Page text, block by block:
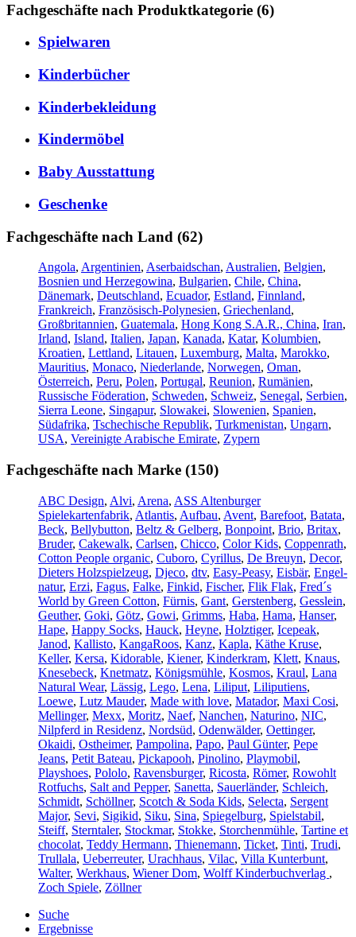
Fachgeschäfte nach Produktkategorie (6)
Spielwaren
Kinderbücher
Kinderbekleidung
Kindermöbel
Baby Ausstattung
Geschenke
Fachgeschäfte nach Land (62)
Angola, Argentinien, Aserbaidschan, Australien, Belgien,
Bosnien und Herzegowina, Bulgarien, Chile, China,
Dänemark, Deutschland, Ecuador, Estland, Finnland,
Frankreich, Französisch-Polynesien, Griechenland,
Großbritannien, Guatemala, Hong Kong S.A.R., China, Iran,
Irland, Island, Italien, Japan, Kanada, Katar, Kolumbien,
Kroatien, Lettland, Litauen, Luxemburg, Malta, Marokko,
Mauritius, Monaco, Niederlande, Norwegen, Oman,
Österreich, Peru, Polen, Portugal, Reunion, Rumänien,
Russische Föderation, Schweden, Schweiz, Senegal, Serbien,
Sierra Leone, Singapur, Slowakei, Slowenien, Spanien,
Südafrika, Tschechische Republik, Turkmenistan, Ungarn,
USA, Vereinigte Arabische Emirate, Zypern
Fachgeschäfte nach Marke (150)
ABC Design, Alvi, Arena, ASS Altenburger
Spielekartenfabrik, Atlantis, Aufbau, Avent, Barefoot, Batata,
Beck, Bellybutton, Beltz & Gelberg, Bonpoint, Brio, Britax,
Bruder, Cakewalk, Carlsen, Chicco, Color Kids, Coppenrath,
Cotton People organic, Cuboro, Cyrillus, De Breuyn, Decor,
Dieters Holzspielzeug, Djeco, dtv, Easy-Peasy, Eisbär, Engel-
natur, Erzi, Fagus, Falke, Finkid, Fischer, Flik Flak, Fred´s
World by Green Cotton, Fürnis, Gant, Gerstenberg, Gesslein,
Geuther, Goki, Götz, Gowi, Grimms, Haba, Hama, Hanser,
Hape, Happy Socks, Hauck, Heyne, Holztiger, Icepeak,
Janod, Kallisto, KangaRoos, Kanz, Kapla, Käthe Kruse,
Keller, Kersa, Kidorable, Kiener, Kinderkram, Klett, Knaus,
Knesebeck, Knetmatz, Königsmühle, Kosmos, Kraul, Lana
Natural Wear, Lässig, Lego, Lena, Liliput, Liliputiens,
Loewe, Lutz Mauder, Made with love, Matador, Maxi Cosi,
Mellinger, Mexx, Moritz, Naef, Nanchen, Naturino, NIC,
Nilpferd in Residenz, Nordsüd, Odenwälder, Oettinger,
Okaidi, Ostheimer, Pampolina, Papo, Paul Günter, Pepe
Jeans, Petit Bateau, Pickapooh, Pinolino, Playmobil,
Playshoes, Pololo, Ravensburger, Ricosta, Römer, Rowohlt
Rotfuchs, Salt and Pepper, Sanetta, Sauerländer, Schleich,
Schmidt, Schöllner, Scotch & Soda Kids, Selecta, Sergent
Major, Sevi, Sigikid, Siku, Sina, Spiegelburg, Spielstabil,
Steiff, Sterntaler, Stockmar, Stokke, Storchenmühle, Tartine et
chocolat, Teddy Hermann, Thienemann, Ticket, Tinti, Trudi,
Trullala, Ueberreuter, Urachhaus, Vilac, Villa Kunterbunt,
Walter, Werkhaus, Wiener Dom, Wolff Kinderbuchverlag ,
Zoch Spiele, Zöllner
Suche
Ergebnisse